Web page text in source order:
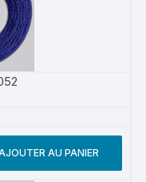
AU PANIER